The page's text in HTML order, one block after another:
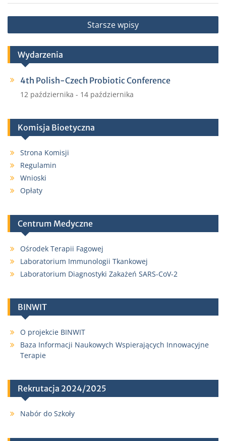
Nawigacja
po
wpisach
Starsze wpisy
Wydarzenia
4th Polish-Czech Probiotic Conference
12 października - 14 października
Komisja Bioetyczna
Strona Komisji
Regulamin
Wnioski
Opłaty
Centrum Medyczne
Ośrodek Terapii Fagowej
Laboratorium Immunologii Tkankowej
Laboratorium Diagnostyki Zakażeń SARS-CoV-2
BINWIT
O projekcie BINWIT
Baza Informacji Naukowych Wspierających Innowacyjne
Terapie
Rekrutacja 2024/2025
Nabór do Szkoły